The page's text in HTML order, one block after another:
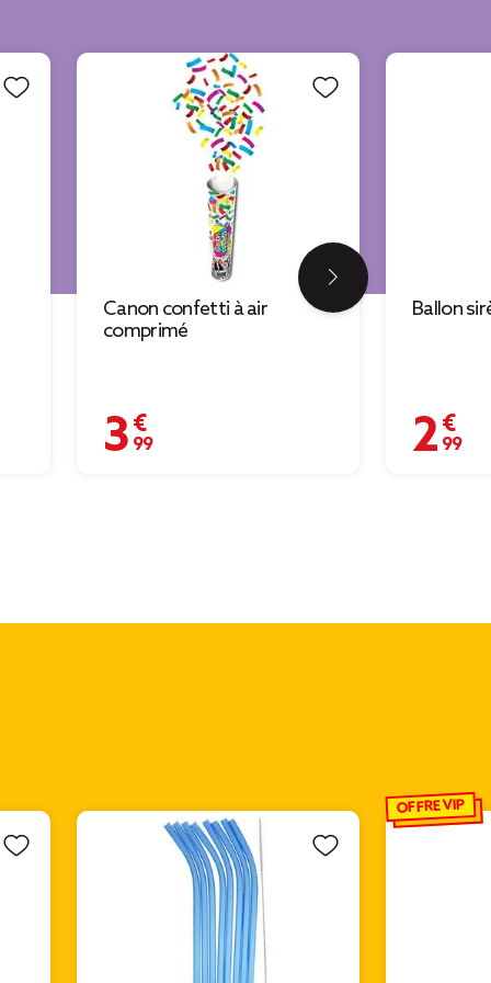
Canon confetti à air
comprimé
3,99 €
Ballon
2,99 €
OFFRE VIP